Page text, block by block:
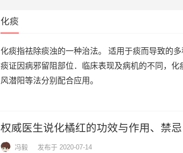
化痰
化痰指祛除痰浊的一种治法。 适用于痰而导致的
痰证因病邪留阻部位．临床表现及病机的不同，
风潜阳等法分别配合应用。
权威医生说化橘红的功效与作用、禁忌
冯毅 发布于 2020-07-14